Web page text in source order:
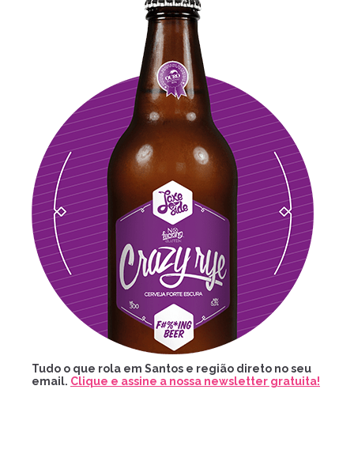
Tudo o que rola em Santos e região direto no seu
email. Clique e assine a nossa newsletter gratuita!